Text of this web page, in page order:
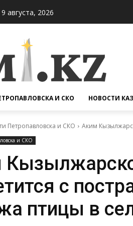
августа, 2026
И СКО НОВОСТИ
Петропавловска и СКО Аким
и СКО
с
птицы в